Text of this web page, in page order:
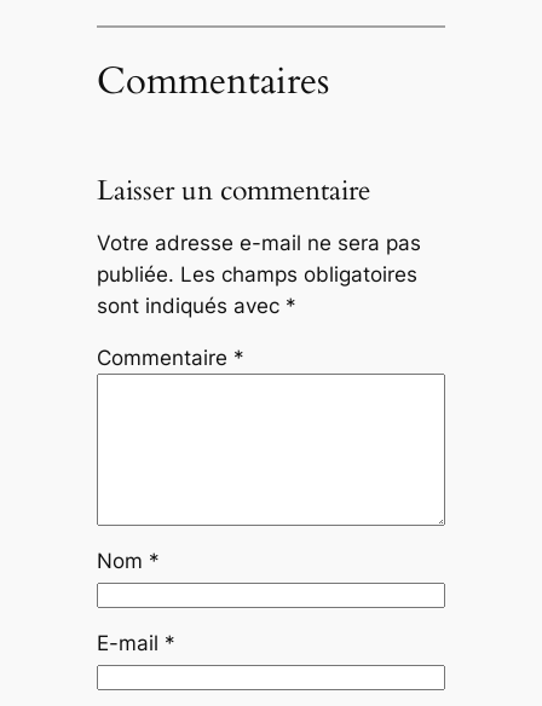
Commentaires
Laisser un commentaire
Votre adresse e-mail ne sera pas
publiée. Les champs obligatoires
sont indiqués avec *
Commentaire *
Nom *
E-mail *